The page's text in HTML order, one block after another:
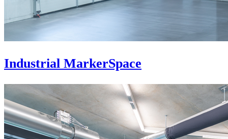
Industrial MarkerSpace